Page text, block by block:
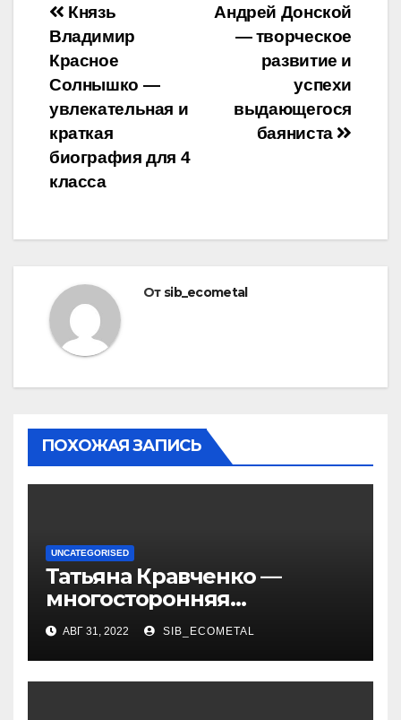
Навигация
по
записям
Андрей Донской
— творческое
развитие и
успехи
выдающегося
баяниста
Князь
Владимир
Красное
Солнышко —
увлекательная и
краткая
биография для 4
класса
От sib_ecometal
ПОХОЖАЯ ЗАПИСЬ
UNCATEGORISED
Татьяна Кравченко —
многосторонняя
талантливая российская
актриса с богатой
биографией и успешной
карьерой
АВГ 31, 2022 SIB_ECOMETAL